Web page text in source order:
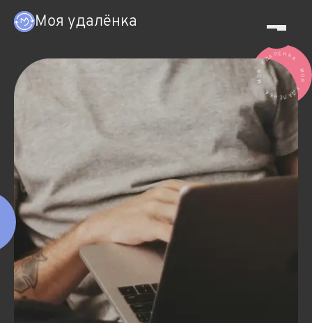
Моя удалёнка
М
Я
УДА Л ЁНК
М
О
Я
У
Д
А
Л
Ё
Н
К
А